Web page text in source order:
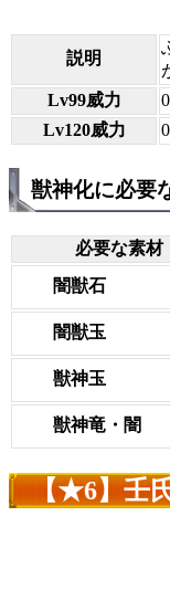
説明
Lv99威力
0
Lv120威力
0
獣神化に必要
必要な素材
闇獣石
闇獣玉
獣神玉
獣神竜・闇
【★6】壬